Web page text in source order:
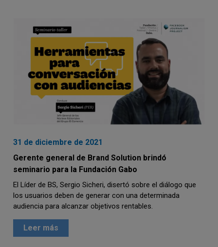
31 de diciembre de 2021
Gerente general de Brand Solution brindó
seminario para la Fundación Gabo
El Líder de BS, Sergio Sicheri, disertó sobre el diálogo que
los usuarios deben de generar con una determinada
audiencia para alcanzar objetivos rentables.
Leer más